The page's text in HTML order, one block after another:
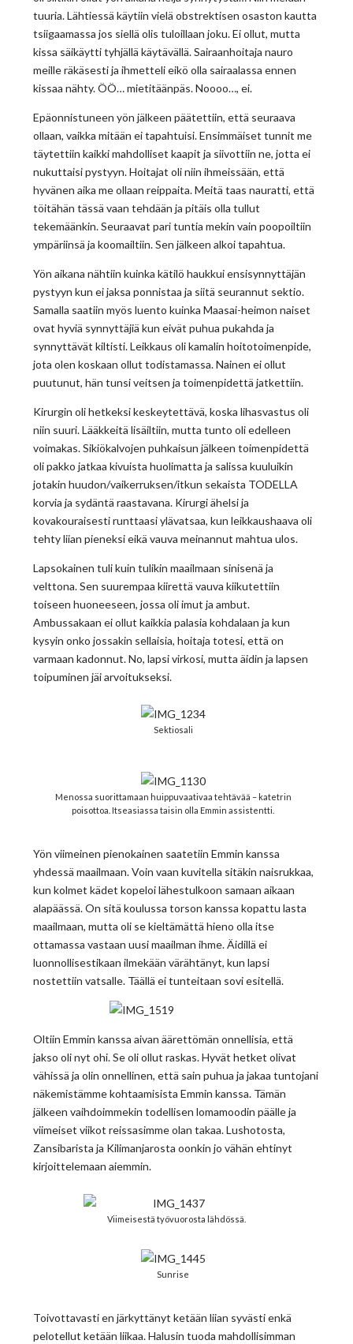
tuuria. Lähtiessä käytiin vielä obstrektisen osaston kautta
tsiigaamassa jos siellä olis tuloillaan joku. Ei ollut, mutta
kissa säikäytti tyhjällä käytävällä. Sairaanhoitaja nauro
meille räkäsesti ja ihmetteli eikö olla sairaalassa ennen
kissaa nähty. ÖÖ… mietitäänpäs. Noooo…, ei.
Epäonnistuneen yön jälkeen päätettiin, että seuraava
ollaan, vaikka mitään ei tapahtuisi. Ensimmäiset tunnit me
täytettiin kaikki mahdolliset kaapit ja siivottiin ne, jotta ei
nukuttaisi pystyyn. Hoitajat oli niin ihmeissään, että
hyvänen aika me ollaan reippaita. Meitä taas nauratti, että
töitähän tässä vaan tehdään ja pitäis olla tullut
tekemäänkin. Seuraavat pari tuntia mekin vain poopoiltiin
ympäriinsä ja koomailtiin. Sen jälkeen alkoi tapahtua.
Yön aikana nähtiin kuinka kätilö haukkui ensisynnyttäjän
pystyyn kun ei jaksa ponnistaa ja siitä seurannut sektio.
Samalla saatiin myös luento kuinka Maasai-heimon naiset
ovat hyviä synnyttäjiä kun eivät puhua pukahda ja
synnyttävät kiltisti. Leikkaus oli kamalin hoitotoimenpide,
jota olen koskaan ollut todistamassa. Nainen ei ollut
puutunut, hän tunsi veitsen ja toimenpidettä jatkettiin.
Kirurgin oli hetkeksi keskeytettävä, koska lihasvastus oli
niin suuri. Lääkkeitä lisäiltiin, mutta tunto oli edelleen
voimakas. Sikiökalvojen puhkaisun jälkeen toimenpidettä
oli pakko jatkaa kivuista huolimatta ja salissa kuuluikin
jotakin huudon/vaikerruksen/itkun sekaista TODELLA
korvia ja sydäntä raastavana. Kirurgi ähelsi ja
kovakouraisesti runttaasi ylävatsaa, kun leikkaushaava oli
tehty liian pieneksi eikä vauva meinannut mahtua ulos.
Lapsokainen tuli kuin tulikin maailmaan sinisenä ja
velttona. Sen suurempaa kiirettä vauva kiikutettiin
toiseen huoneeseen, jossa oli imut ja ambut.
Ambussakaan ei ollut kaikkia palasia kohdalaan ja kun
kysyin onko jossakin sellaisia, hoitaja totesi, että on
varmaan kadonnut. No, lapsi virkosi, mutta äidin ja lapsen
toipuminen jäi arvoitukseksi.
Sektiosali
Menossa suorittamaan huippuvaativaa tehtävää – katetrin
poisottoa. Itseasiassa taisin olla Emmin assistentti.
Yön viimeinen pienokainen saatetiin Emmin kanssa
yhdessä maailmaan. Voin vaan kuvitella sitäkin naisrukkaa,
kun kolmet kädet kopeloi lähestulkoon samaan aikaan
alapäässä. On sitä koulussa torson kanssa kopattu lasta
maailmaan, mutta oli se kieltämättä hieno olla itse
ottamassa vastaan uusi maailman ihme. Äidillä ei
luonnollisestikaan ilmekään värähtänyt, kun lapsi
nostettiin vatsalle. Täällä ei tunteitaan sovi esitellä.
Oltiin Emmin kanssa aivan äärettömän onnellisia, että
jakso oli nyt ohi. Se oli ollut raskas. Hyvät hetket olivat
vähissä ja olin onnellinen, että sain puhua ja jakaa tuntojani
näkemistämme kohtaamisista Emmin kanssa. Tämän
jälkeen vaihdoimmekin todellisen lomamoodin päälle ja
viimeiset viikot reissasimme olan takaa. Lushotosta,
Zansibarista ja Kilimanjarosta oonkin jo vähän ehtinyt
kirjoittelemaan aiemmin.
Viimeisestä työvuorosta lähdössä.
Sunrise
Toivottavasti en järkyttänyt ketään liian syvästi enkä
pelotellut ketään liikaa. Halusin tuoda mahdollisimman